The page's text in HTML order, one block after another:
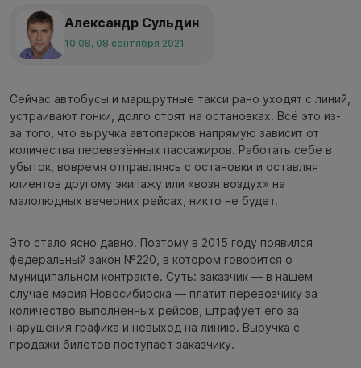
Александр Сульдин
10:08, 08 сентября 2021
Сейчас автобусы и маршрутные такси рано уходят с линий,
устраивают гонки, долго стоят на остановках. Всё это из-
за того, что выручка автопарков напрямую зависит от
количества перевезённых пассажиров. Работать себе в
убыток, вовремя отправляясь с остановки и оставляя
клиентов другому экипажу или «возя воздух» на
малолюдных вечерних рейсах, никто не будет.
Это стало ясно давно. Поэтому в 2015 году появился
федеральный закон №220, в котором говорится о
муниципальном контракте. Суть: заказчик — в нашем
случае мэрия Новосибирска — платит перевозчику за
количество выполненных рейсов, штрафует его за
нарушения графика и невыход на линию. Выручка с
продажи билетов поступает заказчику.